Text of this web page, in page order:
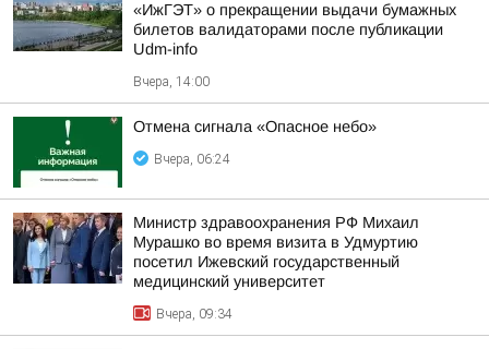
«ИжГЭТ» о прекращении выдачи бумажных
билетов валидаторами после публикации
Udm-info
Вчера, 14:00
Отмена сигнала «Опасное небо»
Вчера, 06:24
Министр здравоохранения РФ Михаил
Мурашко во время визита в Удмуртию
посетил Ижевский государственный
медицинский университет
Вчера, 09:34